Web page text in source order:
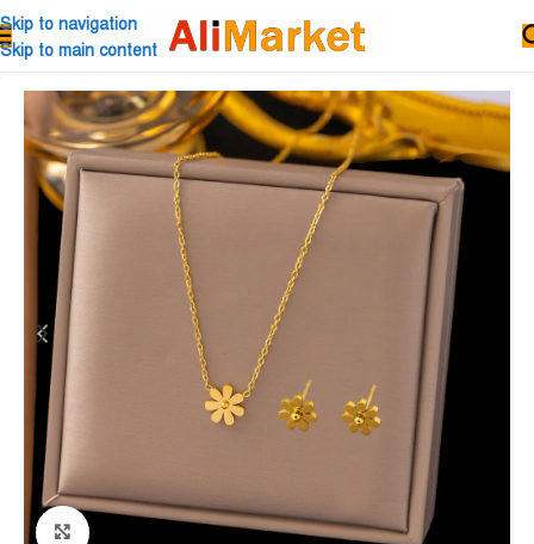
Skip to navigation
Skip to main content
Click to enlarge